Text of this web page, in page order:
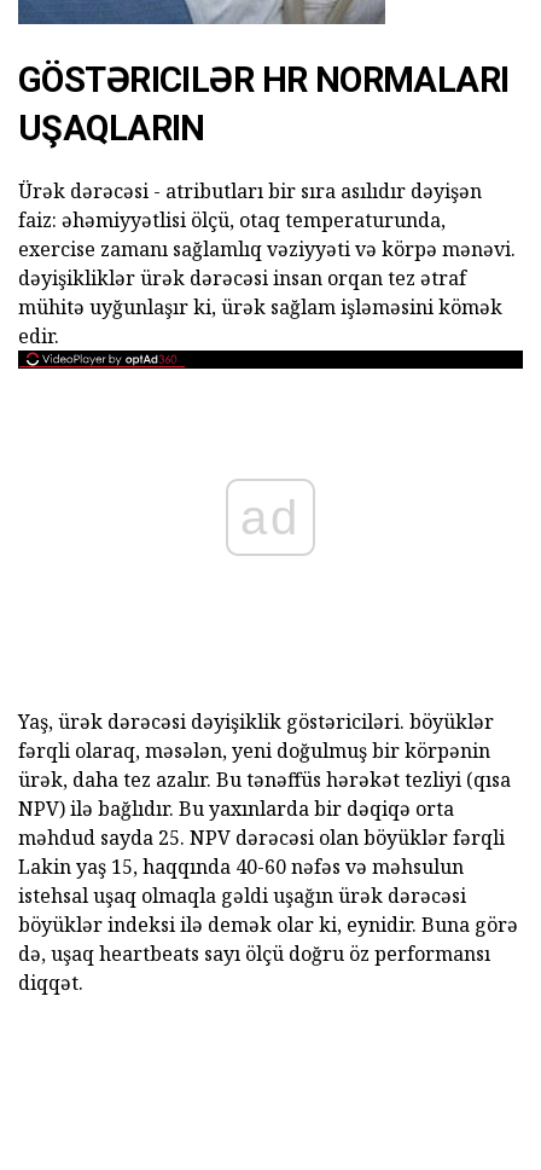
GÖSTƏRICILƏR HR NORMALARI
UŞAQLARIN
Ürək dərəcəsi - atributları bir sıra asılıdır dəyişən
faiz: əhəmiyyətlisi ölçü, otaq temperaturunda,
exercise zamanı sağlamlıq vəziyyəti və körpə mənəvi.
dəyişikliklər ürək dərəcəsi insan orqan tez ətraf
mühitə uyğunlaşır ki, ürək sağlam işləməsini kömək
edir.
ad
Yaş, ürək dərəcəsi dəyişiklik göstəriciləri. böyüklər
fərqli olaraq, məsələn, yeni doğulmuş bir körpənin
ürək, daha tez azalır. Bu tənəffüs hərəkət tezliyi (qısa
NPV) ilə bağlıdır. Bu yaxınlarda bir dəqiqə orta
məhdud sayda 25. NPV dərəcəsi olan böyüklər fərqli
Lakin yaş 15, haqqında 40-60 nəfəs və məhsulun
istehsal uşaq olmaqla gəldi uşağın ürək dərəcəsi
böyüklər indeksi ilə demək olar ki, eynidir. Buna görə
də, uşaq heartbeats sayı ölçü doğru öz performansı
diqqət.